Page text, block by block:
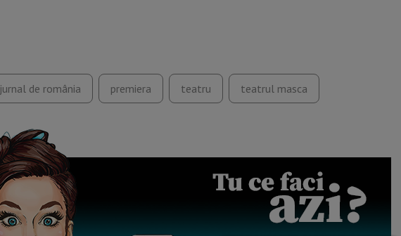
jurnal de românia premiera teatru teatrul masca